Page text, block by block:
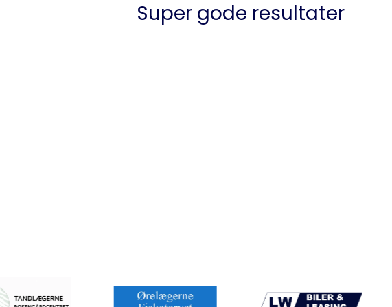
Super gode resultater